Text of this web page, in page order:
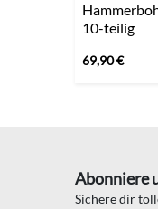
10-teilig
69,90€
Abonniere
Sichere dir